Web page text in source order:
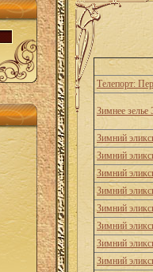
Телепорт:
Зимнее зелье
Зимний
Зимний
Зимний
Зимний
Зимний
Зимний
Зимний
Зимний